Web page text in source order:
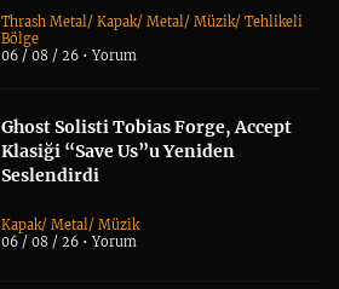
Thrash Metal /Kapak/Metal /Müzik/Tehlikeli
Bölge
06 / 08 / 26 •Yorum
Ghost Solisti Tobias Forge, Accept
Klasiği “Save Us”u Yeniden
Seslendirdi
Kapak/Metal /Müzik
06 / 08 / 26 •Yorum